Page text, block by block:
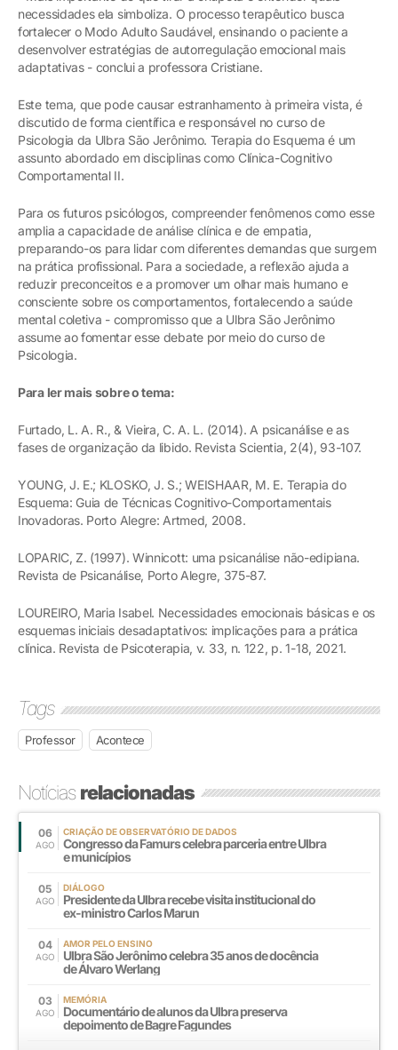
necessidades ela simboliza. O processo terapêutico busca
fortalecer o Modo Adulto Saudável, ensinando o paciente a
desenvolver estratégias de autorregulação emocional mais
adaptativas - conclui a professora Cristiane.
Este tema, que pode causar estranhamento à primeira vista, é
discutido de forma científica e responsável no curso de
Psicologia da Ulbra São Jerônimo. Terapia do Esquema é um
assunto abordado em disciplinas como Clínica-Cognitivo
Comportamental II.
Para os futuros psicólogos, compreender fenômenos como esse
amplia a capacidade de análise clínica e de empatia,
preparando-os para lidar com diferentes demandas que surgem
na prática profissional. Para a sociedade, a reflexão ajuda a
reduzir preconceitos e a promover um olhar mais humano e
consciente sobre os comportamentos, fortalecendo a saúde
mental coletiva - compromisso que a Ulbra São Jerônimo
assume ao fomentar esse debate por meio do curso de
Psicologia.
Para ler mais sobre o tema:
Furtado, L. A. R., & Vieira, C. A. L. (2014). A psicanálise e as
fases de organização da libido. Revista Scientia, 2(4), 93-107.
YOUNG, J. E.; KLOSKO, J. S.; WEISHAAR, M. E. Terapia do
Esquema: Guia de Técnicas Cognitivo-Comportamentais
Inovadoras. Porto Alegre: Artmed, 2008.
LOPARIC, Z. (1997). Winnicott: uma psicanálise não-edipiana.
Revista de Psicanálise, Porto Alegre, 375-87.
LOUREIRO, Maria Isabel. Necessidades emocionais básicas e os
esquemas iniciais desadaptativos: implicações para a prática
clínica. Revista de Psicoterapia, v. 33, n. 122, p. 1-18, 2021.
Tags
Professor Acontece
Notíciasrelacionadas
06
AGO
CRIAÇÃO DE OBSERVATÓRIO DE DADOS
Congresso da Famurs celebra parceria entre Ulbra
e municípios
05
AGO
DIÁLOGO
Presidente da Ulbra recebe visita institucional do
ex-ministro Carlos Marun
04
AGO
AMOR PELO ENSINO
Ulbra São Jerônimo celebra 35 anos de docência
de Álvaro Werlang
03
AGO
MEMÓRIA
Documentário de alunos da Ulbra preserva
depoimento de Bagre Fagundes